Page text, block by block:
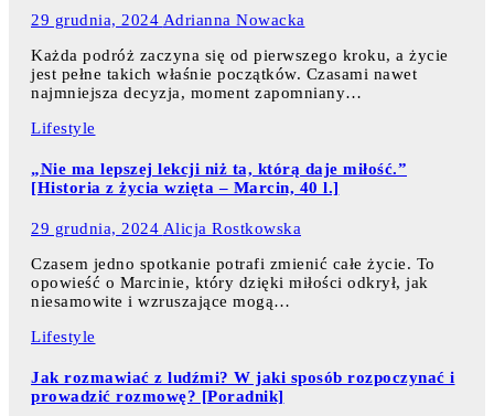
29 grudnia, 2024 Adrianna Nowacka
Każda podróż zaczyna się od pierwszego kroku, a życie
jest pełne takich właśnie początków. Czasami nawet
najmniejsza decyzja, moment zapomniany…
Lifestyle
„Nie ma lepszej lekcji niż ta, którą daje miłość.”
[Historia z życia wzięta – Marcin, 40 l.]
29 grudnia, 2024 Alicja Rostkowska
Czasem jedno spotkanie potrafi zmienić całe życie. To
opowieść o Marcinie, który dzięki miłości odkrył, jak
niesamowite i wzruszające mogą…
Lifestyle
Jak rozmawiać z ludźmi? W jaki sposób rozpoczynać i
prowadzić rozmowę? [Poradnik]